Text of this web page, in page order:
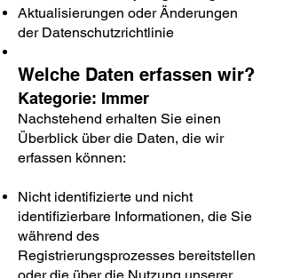
Aktualisierungen oder Änderungen
der Datenschutzrichtlinie
Welche Daten erfassen wir?
Kategorie: Immer
Nachstehend erhalten Sie einen
Überblick über die Daten, die wir
erfassen können:
Nicht identifizierte und nicht
identifizierbare Informationen, die Sie
während des
Registrierungsprozesses bereitstellen